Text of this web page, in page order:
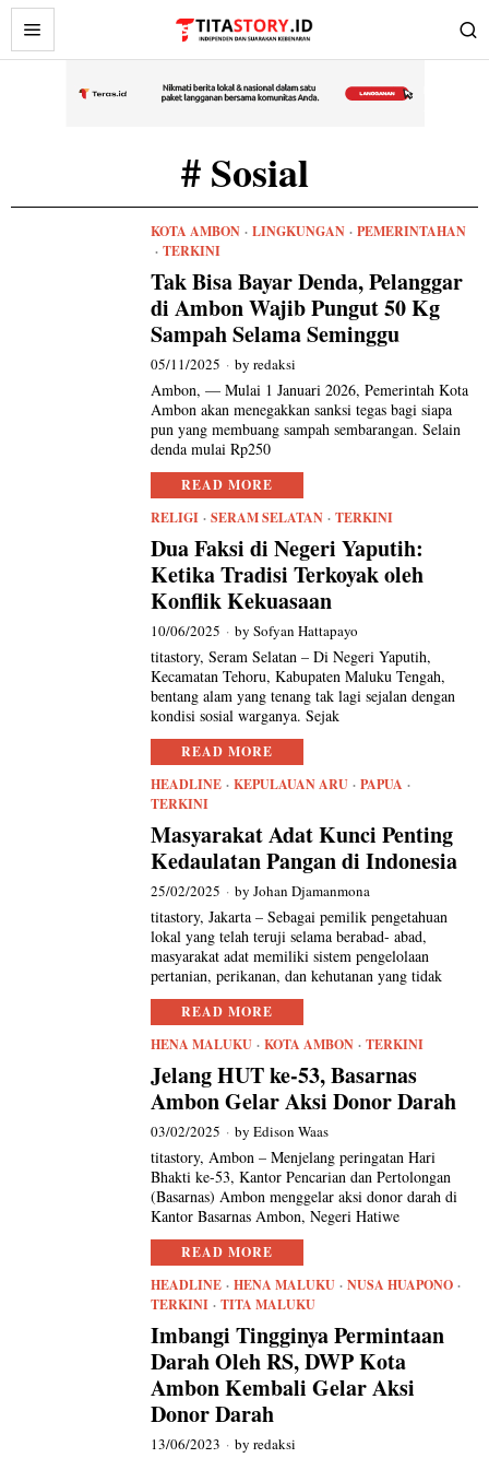
# Sosial
KOTA AMBON · LINGKUNGAN · PEMERINTAHAN
· TERKINI
Tak Bisa Bayar Denda, Pelanggar
di Ambon Wajib Pungut 50 Kg
Sampah Selama Seminggu
05/11/2025 byredaksi
Ambon, — Mulai 1 Januari 2026, Pemerintah Kota
Ambon akan menegakkan sanksi tegas bagi siapa
pun yang membuang sampah sembarangan. Selain
denda mulai Rp250
READ MORE
RELIGI · SERAM SELATAN · TERKINI
Dua Faksi di Negeri Yaputih:
Ketika Tradisi Terkoyak oleh
Konflik Kekuasaan
10/06/2025 bySofyan Hattapayo
titastory, Seram Selatan – Di Negeri Yaputih,
Kecamatan Tehoru, Kabupaten Maluku Tengah,
bentang alam yang tenang tak lagi sejalan dengan
kondisi sosial warganya. Sejak
READ MORE
HEADLINE · KEPULAUAN ARU · PAPUA ·
TERKINI
Masyarakat Adat Kunci Penting
Kedaulatan Pangan di Indonesia
25/02/2025 byJohan Djamanmona
titastory, Jakarta – Sebagai pemilik pengetahuan
lokal yang telah teruji selama berabad- abad,
masyarakat adat memiliki sistem pengelolaan
pertanian, perikanan, dan kehutanan yang tidak
READ MORE
HENA MALUKU · KOTA AMBON · TERKINI
Jelang HUT ke-53, Basarnas
Ambon Gelar Aksi Donor Darah
03/02/2025 byEdison Waas
titastory, Ambon – Menjelang peringatan Hari
Bhakti ke-53, Kantor Pencarian dan Pertolongan
(Basarnas) Ambon menggelar aksi donor darah di
Kantor Basarnas Ambon, Negeri Hatiwe
READ MORE
HEADLINE · HENA MALUKU · NUSA HUAPONO ·
TERKINI · TITA MALUKU
Imbangi Tingginya Permintaan
Darah Oleh RS, DWP Kota
Ambon Kembali Gelar Aksi
Donor Darah
13/06/2023 byredaksi